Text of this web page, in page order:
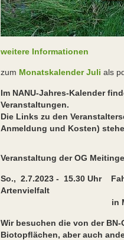
weitere Informationen
zum Monatskalender Juli als
Im NANU-Jahres-Kalender
Veranstaltungen.
Die Links zu den
Anmeldung und Kosten)
Veranstaltung der OG
So., 2.7.2023 - 15.30 Uhr
Artenvielfalt
in
Wir besuchen die von der
Biotopﬂächen, aber auch